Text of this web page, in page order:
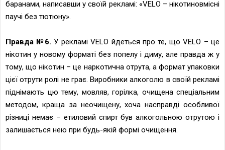
баранами, написавши у своїй рекламі: «VELO – нікотиновмісні
паучі без тютюну».
Правда №6.У рекламі VELO йдеться про те, що VELO – це
нікотин у новому форматі без попелу і диму, але правда ж у
тому, що нікотин – це наркотична отрута, а формат упаковки
цієї отрути ролі не грає. Виробники алкоголю в своїй рекламі
піднімають цю тему, мовляв, горілка, очищена спеціальним
методом, краща за неочищену, хоча насправді особливої
різниці немає – етиловий спирт був алкогольною отрутою і
залишається нею при будь-якій формі очищення.